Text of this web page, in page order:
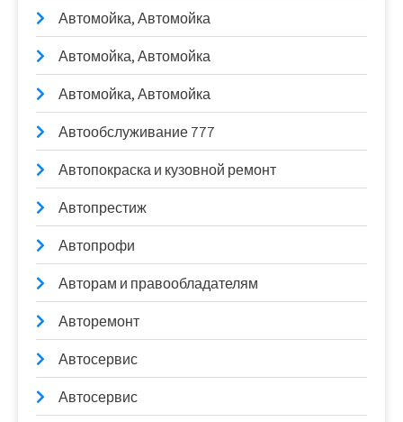
Автомойка, Автомойка
Автомойка, Автомойка
Автомойка, Автомойка
Автообслуживание 777
Автопокраска и кузовной ремонт
Автопрестиж
Автопрофи
Авторам и правообладателям
Авторемонт
Автосервис
Автосервис